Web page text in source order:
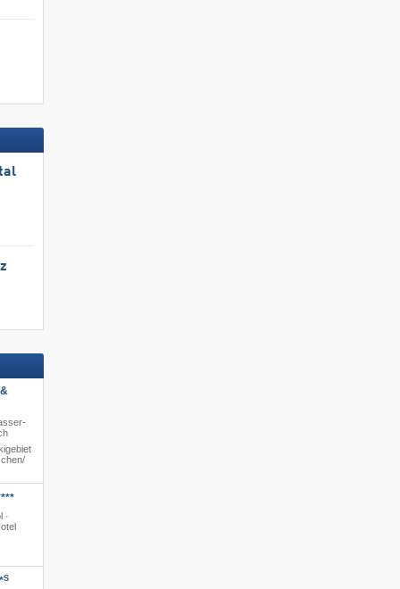
·
S